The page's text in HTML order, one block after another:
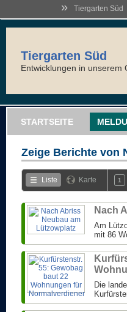
» Tiergarten Süd
Tiergarten Süd
Entwicklungen in unserem
STARTSEITE
Zeige Berichte von
Liste Karte 1
Nach
Am
mit 86
Die